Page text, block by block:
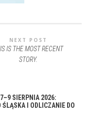
NEXT POST
IS THE MOST RECENT
STORY.
SIERPNIA 2026:
I ODLICZANIE DO